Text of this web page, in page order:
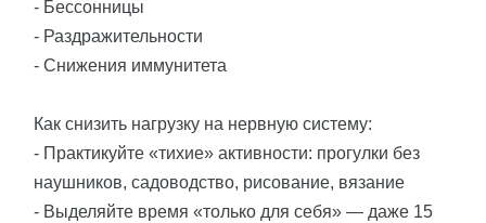
- Бессонницы
- Раздражительности
- Снижения иммунитета
Как снизить нагрузку на нервную систему:
- Практикуйте «тихие» активности: прогулки без
наушников, садоводство, рисование, вязание
- Выделяйте время «только для себя» — даже 15